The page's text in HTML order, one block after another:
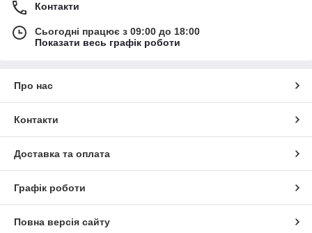
Контакти
Сьогодні працює з 09:00 до 18:00
Показати весь графік роботи
Про нас
Контакти
Доставка та оплата
Графік роботи
Повна версія сайту